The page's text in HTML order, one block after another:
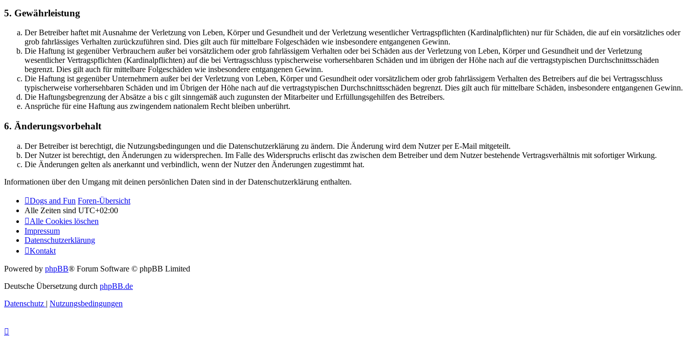
5. Gewährleistung
Der Betreiber haftet mit Ausnahme der Verletzung von Leben, Körper und Gesundheit und der Verletzung wesentlicher Vertragspflichten (Kardinalpflichten) nur für Schäden, die auf ein vorsätzliches oder
grob fahrlässiges Verhalten zurückzuführen sind. Dies gilt auch für mittelbare Folgeschäden wie insbesondere entgangenen Gewinn.
Die Haftung ist gegenüber Verbrauchern außer bei vorsätzlichem oder grob fahrlässigem Verhalten oder bei Schäden aus der Verletzung von Leben, Körper und Gesundheit und der Verletzung
wesentlicher Vertragspflichten (Kardinalpflichten) auf die bei Vertragsschluss typischerweise vorhersehbaren Schäden und im übrigen der Höhe nach auf die vertragstypischen Durchschnittsschäden
begrenzt. Dies gilt auch für mittelbare Folgeschäden wie insbesondere entgangenen Gewinn.
Die Haftung ist gegenüber Unternehmern außer bei der Verletzung von Leben, Körper und Gesundheit oder vorsätzlichem oder grob fahrlässigem Verhalten des Betreibers auf die bei Vertragsschluss
typischerweise vorhersehbaren Schäden und im Übrigen der Höhe nach auf die vertragstypischen Durchschnittsschäden begrenzt. Dies gilt auch für mittelbare Schäden, insbesondere entgangenen Gewinn.
Die Haftungsbegrenzung der Absätze a bis c gilt sinngemäß auch zugunsten der Mitarbeiter und Erfüllungsgehilfen des Betreibers.
Ansprüche für eine Haftung aus zwingendem nationalem Recht bleiben unberührt.
6. Änderungsvorbehalt
Der Betreiber ist berechtigt, die Nutzungsbedingungen und die Datenschutzerklärung zu ändern. Die Änderung wird dem Nutzer per E-Mail mitgeteilt.
Der Nutzer ist berechtigt, den Änderungen zu widersprechen. Im Falle des Widerspruchs erlischt das zwischen dem Betreiber und dem Nutzer bestehende Vertragsverhältnis mit sofortiger Wirkung.
Die Änderungen gelten als anerkannt und verbindlich, wenn der Nutzer den Änderungen zugestimmt hat.
Informationen über den Umgang mit deinen persönlichen Daten sind in der Datenschutzerklärung enthalten.
Dogs and Fun Foren-Übersicht
Alle Zeiten sind UTC+02:00
Alle Cookies löschen
Impressum
Datenschutzerklärung
Kontakt
Powered by phpBB® Forum Software © phpBB Limited
Deutsche Übersetzung durch phpBB.de
Datenschutz | Nutzungsbedingungen